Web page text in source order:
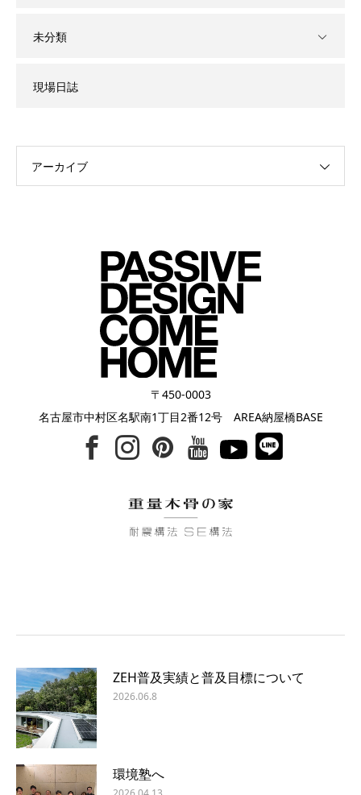
未分類
現場日誌
アーカイブ
〒450-0003
名古屋市中村区名駅南1丁目2番12号 AREA納屋橋BASE
ZEH普及実績と普及目標について
2026.06.8
環境塾へ